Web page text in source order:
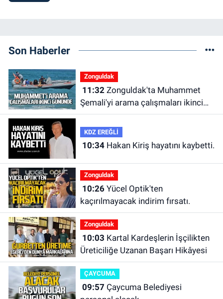
Son Haberler
Zonguldak
11:32Zonguldak'ta Muhammet
Şemali'yi arama çalışmaları ikinci
gününde.
KDZ EREĞLİ
10:34 Hakan Kiriş hayatını kaybetti.
Zonguldak
10:26Yücel Optik'ten
kaçırılmayacak indirim fırsatı.
Zonguldak
10:03
Üreticiliğe Uzanan Başarı Hikâyesi
ÇAYCUMA
09:57